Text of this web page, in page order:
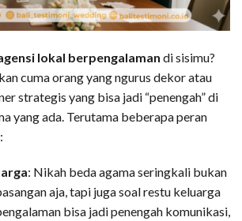
lokal berpengalaman di sisimu?
cuma orang yang ngurus dekor atau
strategis yang bisa jadi “penengah” di
yang ada. Terutama beberapa peran
: Nikah beda agama seringkali bukan
aja, tapi juga soal restu keluarga
bisa jadi penengah komunikasi,